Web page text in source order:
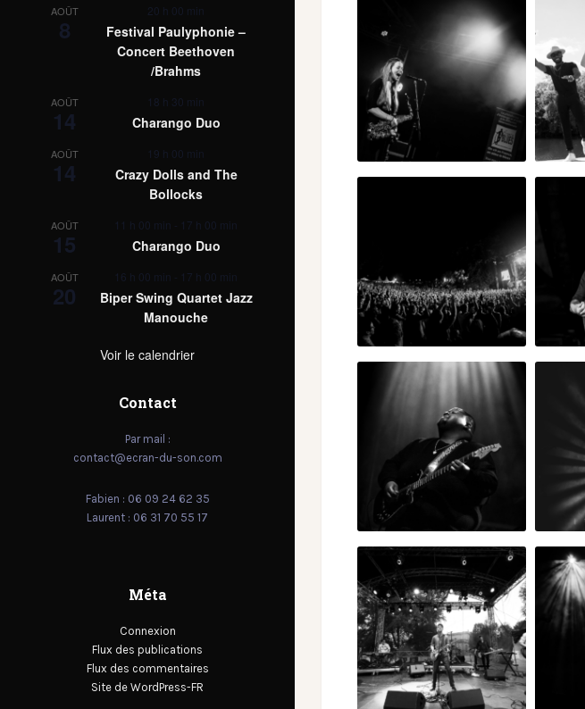
AOÛT
8
20 h 00 min
Festival Paulyphonie –
Concert Beethoven
/Brahms
AOÛT
14
18 h 30 min
Charango Duo
AOÛT
14
19 h 00 min
Crazy Dolls and The
Bollocks
AOÛT
15
11 h 00 min - 17 h 00 min
Charango Duo
AOÛT
20
16 h 00 min - 17 h 00 min
Biper Swing Quartet Jazz
Manouche
Voir le calendrier
Contact
Par mail :
contact@ecran-du-son.com
Fabien : 06 09 24 62 35
Laurent : 06 31 70 55 17
Méta
Connexion
Flux des publications
Flux des commentaires
Site de WordPress-FR